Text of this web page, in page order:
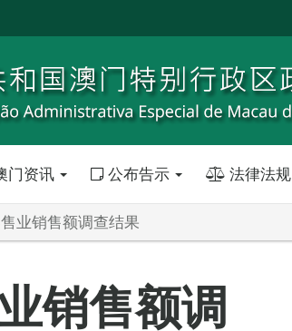
门资讯 公布告示 法律法规
业销售额调查结果
销售额调